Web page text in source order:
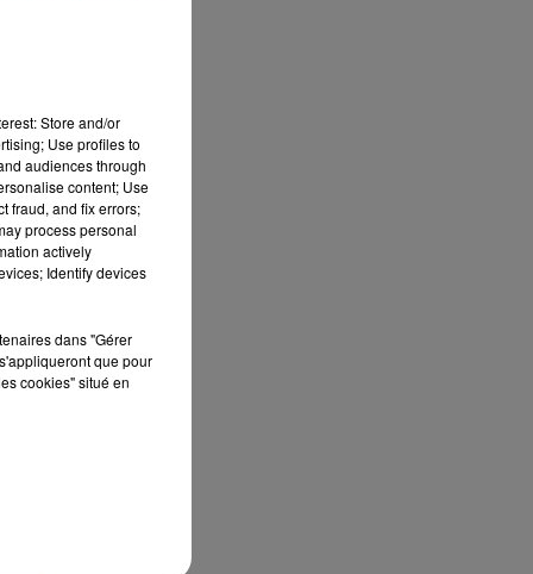
Store and/or
Use profiles to
audiences through
content; Use
fraud, and fix errors;
process personal
actively
Identify devices
dans "Gérer
que pour
cookies" situé en